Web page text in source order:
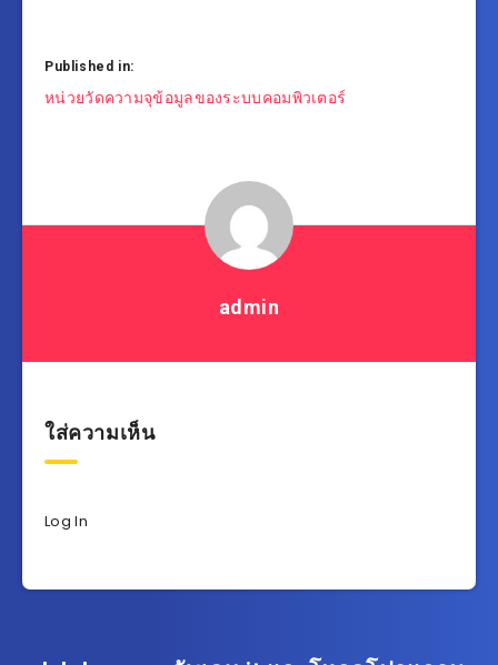
Published in:
แนะแนว
หน่วยวัดความจุข้อมูลของระบบคอมพิวเตอร์
admin
ใส่ความเห็น
Log In